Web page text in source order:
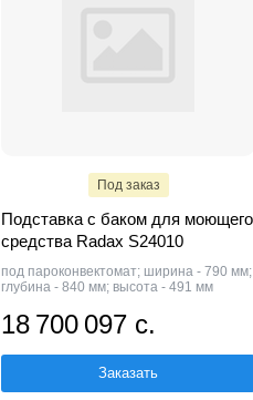
Под заказ
Подставка с баком для моющего
средства Radax S24010
под пароконвектомат; ширина - 790 мм;
глубина - 840 мм; высота - 491 мм
18 700 097 с.
Заказать